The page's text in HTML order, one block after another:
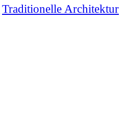
Traditionelle Architektur